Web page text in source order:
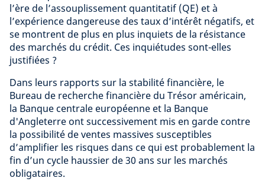
l’ère de l’assouplissement quantitatif (QE) et à
l’expérience dangereuse des taux d’intérêt négatifs, et
se montrent de plus en plus inquiets de la résistance
des marchés du crédit. Ces inquiétudes sont-elles
justifiées ?
Dans leurs rapports sur la stabilité financière, le
Bureau de recherche financière du Trésor américain,
la Banque centrale européenne et la Banque
d'Angleterre ont successivement mis en garde contre
la possibilité de ventes massives susceptibles
d’amplifier les risques dans ce qui est probablement la
fin d’un cycle haussier de 30 ans sur les marchés
obligataires.